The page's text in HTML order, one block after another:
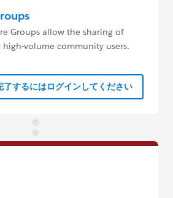
Groups allow the sharing of
high-volume community users.
了するにはログインしてください